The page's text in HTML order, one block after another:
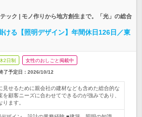
ック | モノ作りから地方創生まで。「光」の総合
ける【照明デザイン】年間休日126日／東
2日制 女性のおしごと掲載中
了予定日： 2026/10/12
見せるために親会社の建材なども含めた総合的な
を顧客ニーズに合わせてできるのが強みであり、
ます。